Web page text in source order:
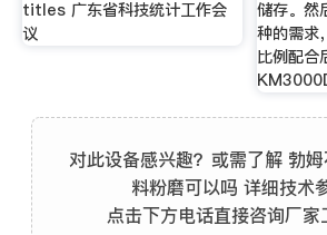
titles 广东省科技统计工作会
议
储存。然
种的需求
比例配合
对此设备感兴趣？或需了解 勃
料粉磨可以吗 详细技术
点击下方电话直接咨询厂家